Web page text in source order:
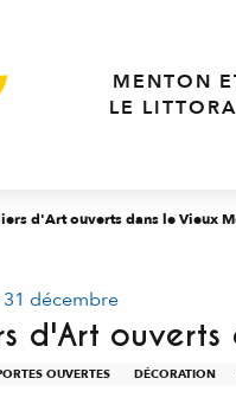
MENTON
LE
d'Art ouverts dans le Vieux
décembre
d'Art ouverts
OUVERTES DÉCORATION